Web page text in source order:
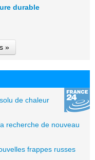
durable
»
de chaleur
recherche de nouveau
frappes russes